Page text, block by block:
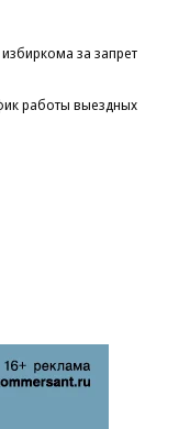
за запрет
работы выездных